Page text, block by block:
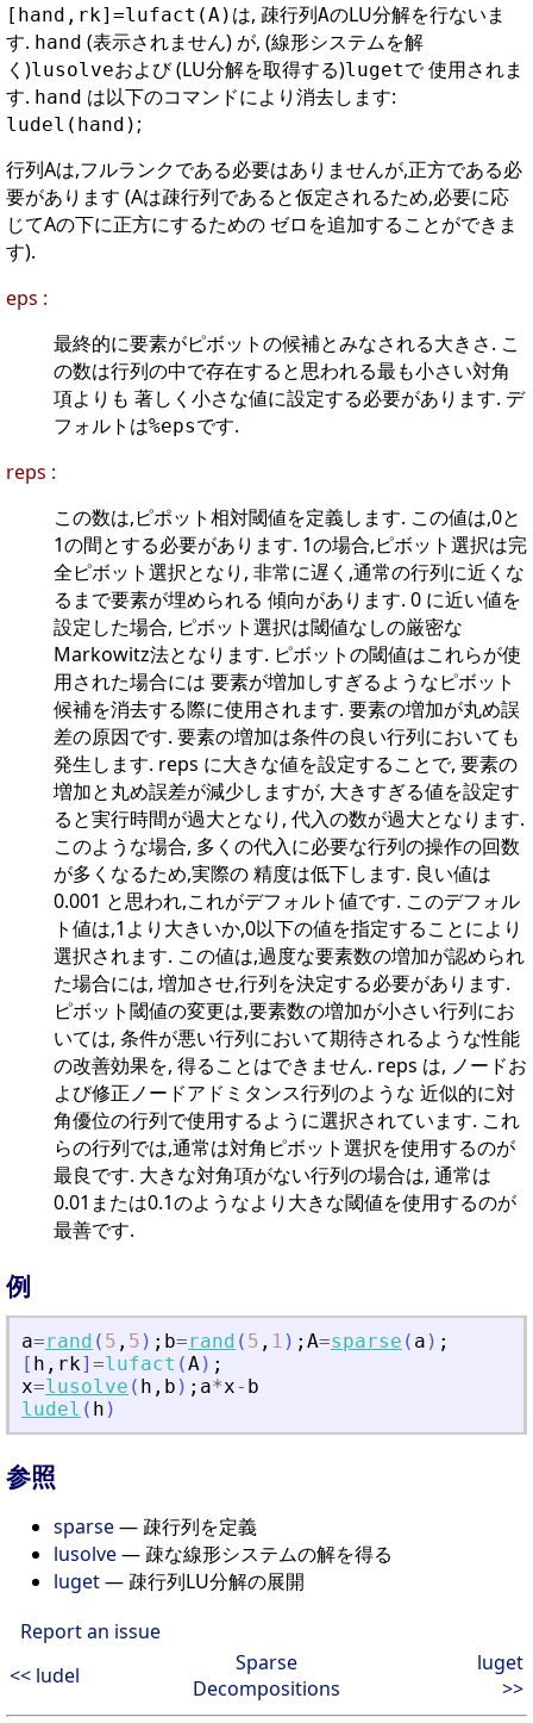
[hand,rk]=lufact(A) は, 疎行列AのLU分解を行ないま
す. hand (表示されません) が, (線形システムを解
く)lusolveおよび (LU分解を取得する)lugetで 使用されま
す. hand は以下のコマンドにより消去します:
ludel(hand) ;
行列Aは,フルランクである必要はありませんが,正方である必
要があります (Aは疎行列であると仮定されるため,必要に応
じてAの下に正方にするための ゼロを追加することができま
す).
eps :
最終的に要素がピボットの候補とみなされる大きさ. こ
の数は行列の中で存在すると思われる最も小さい対角
項よりも 著しく小さな値に設定する必要があります. デ
フォルトは%epsです.
reps :
この数は,ピポット相対閾値を定義します. この値は,0と
1の間とする必要があります. 1の場合,ピボット選択は完
全ピボット選択となり, 非常に遅く,通常の行列に近くな
るまで要素が埋められる 傾向があります. 0 に近い値を
設定した場合, ピボット選択は閾値なしの厳密な
Markowitz法となります. ピボットの閾値はこれらが使
用された場合には 要素が増加しすぎるようなピボット
候補を消去する際に使用されます. 要素の増加が丸め誤
差の原因です. 要素の増加は条件の良い行列においても
発生します. reps に大きな値を設定することで, 要素の
増加と丸め誤差が減少しますが, 大きすぎる値を設定す
ると実行時間が過大となり, 代入の数が過大となります.
このような場合, 多くの代入に必要な行列の操作の回数
が多くなるため,実際の 精度は低下します. 良い値は
0.001 と思われ,これがデフォルト値です. このデフォル
ト値は,1より大きいか,0以下の値を指定することにより
選択されます. この値は,過度な要素数の増加が認められ
た場合には, 増加させ,行列を決定する必要があります.
ピボット閾値の変更は,要素数の増加が小さい行列にお
いては, 条件が悪い行列において期待されるような性能
の改善効果を, 得ることはできません. reps は, ノードお
よび修正ノードアドミタンス行列のような 近似的に対
角優位の行列で使用するように選択されています. これ
らの行列では,通常は対角ピボット選択を使用するのが
最良です. 大きな対角項がない行列の場合は, 通常は
0.01または0.1のようなより大きな閾値を使用するのが
最善です.
例
a=rand ( 5 , 5 ) ; b=rand ( 5 , 1 ) ; A=sparse ( a ) ;
[ h , rk] =lufact (A) ;
x=lusolve ( h , b ) ; a*x- b
ludel ( h )
参照
sparse— 疎行列を定義
lusolve— 疎な線形システムの解を得る
luget— 疎行列LU分解の展開
Report an issue
<< ludel
Sparse
Decompositions
luget
>>